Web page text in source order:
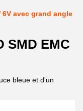
6V avec grand angle
SMD EMC
bleue et d'un